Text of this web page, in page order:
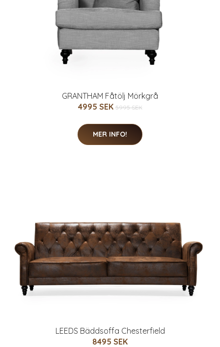
GRANTHAM Fåtölj Mörkgrå
4995 SEK 5995 SEK
MER INFO!
LEEDS Bäddsoffa Chesterfield
8495 SEK